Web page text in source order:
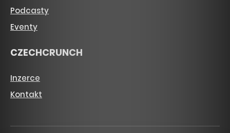
Podcasty
Eventy
CZECHCRUNCH
Inzerce
Kontakt